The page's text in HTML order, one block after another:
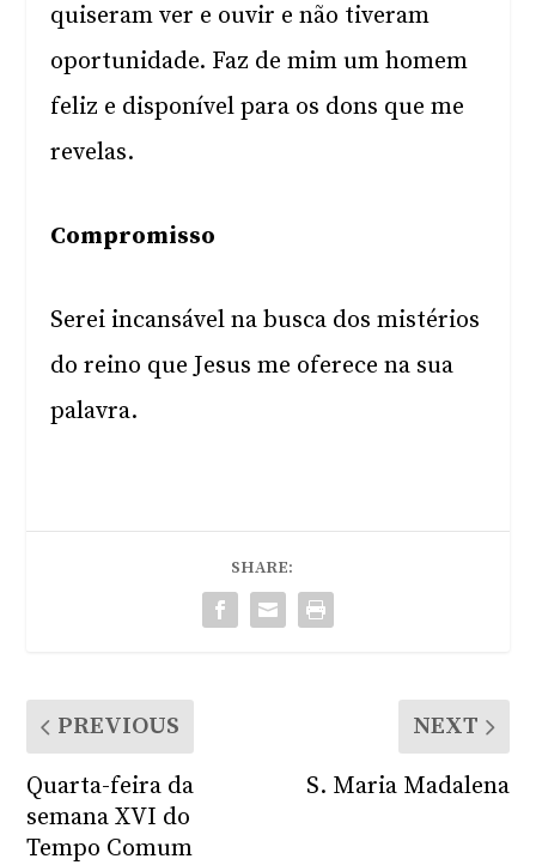
quiseram ver e ouvir e não tiveram
oportunidade. Faz de mim um homem
feliz e disponível para os dons que me
revelas.
Compromisso
Serei incansável na busca dos mistérios
do reino que Jesus me oferece na sua
palavra.
SHARE:
PREVIOUS
Quarta-feira da
semana XVI do
Tempo Comum
NEXT
S. Maria Madalena